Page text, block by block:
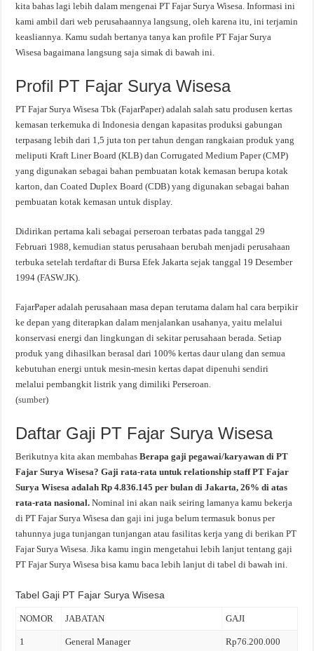
kita bahas lagi lebih dalam mengenai PT Fajar Surya Wisesa. Informasi ini
kami ambil dari web perusahaannya langsung, oleh karena itu, ini terjamin
keasliannya. Kamu sudah bertanya tanya kan profile PT Fajar Surya
Wisesa bagaimana langsung saja simak di bawah ini.
Profil PT Fajar Surya Wisesa
PT Fajar Surya Wisesa Tbk (FajarPaper) adalah salah satu produsen kertas
kemasan terkemuka di Indonesia dengan kapasitas produksi gabungan
terpasang lebih dari 1,5 juta ton per tahun dengan rangkaian produk yang
meliputi Kraft Liner Board (KLB) dan Corrugated Medium Paper (CMP)
yang digunakan sebagai bahan pembuatan kotak kemasan berupa kotak
karton, dan Coated Duplex Board (CDB) yang digunakan sebagai bahan
pembuatan kotak kemasan untuk display.
Didirikan pertama kali sebagai perseroan terbatas pada tanggal 29
Februari 1988, kemudian status perusahaan berubah menjadi perusahaan
terbuka setelah terdaftar di Bursa Efek Jakarta sejak tanggal 19 Desember
1994 (FASW.JK).
FajarPaper adalah perusahaan masa depan terutama dalam hal cara berpikir
ke depan yang diterapkan dalam menjalankan usahanya, yaitu melalui
konservasi energi dan lingkungan di sekitar perusahaan berada. Setiap
produk yang dihasilkan berasal dari 100% kertas daur ulang dan semua
kebutuhan energi untuk mesin-mesin kertas dapat dipenuhi sendiri
melalui pembangkit listrik yang dimiliki Perseroan.
(sumber)
Daftar Gaji PT Fajar Surya Wisesa
Berikutnya kita akan membahasBerapa gaji pegawai/karyawan di PT
Fajar Surya Wisesa? Gaji rata-rata untuk relationship staff PT Fajar
Surya Wisesa adalah Rp 4.836.145 per bulan di Jakarta, 26% di atas
rata-rata nasional.Nominal ini akan naik seiring lamanya kamu bekerja
di PT Fajar Surya Wisesa dan gaji ini juga belum termasuk bonus per
tahunnya juga tunjangan tunjangan atau fasilitas kerja yang di berikan PT
Fajar Surya Wisesa. Jika kamu ingin mengetahui lebih lanjut tentang gaji
PT Fajar Surya Wisesa bisa kamu baca lebih lanjut di tabel di bawah ini.
Tabel Gaji PT Fajar Surya Wisesa
NOMOR JABATAN GAJI
1 General Manager Rp76.200.000